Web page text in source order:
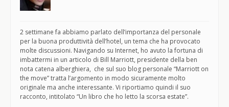
2 settimane fa abbiamo parlato dell’importanza del personale
per la buona produttività dell’hotel, un tema che ha provocato
molte discussioni. Navigando su Internet, ho avuto la fortuna di
imbattermi in un articolo di Bill Marriott, presidente della ben
nota catena alberghiera, che sul suo blog personale “Marriott on
the move” tratta l’argomento in modo sicuramente molto
originale ma anche interessante. Vi riportiamo quindi il suo
racconto, intitolato “Un libro che ho letto la scorsa estate”.